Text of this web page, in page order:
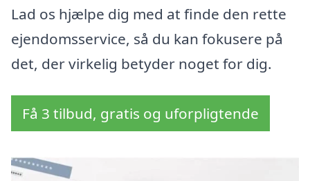
Lad os hjælpe dig med at finde den rette
ejendomsservice, så du kan fokusere på
det, der virkelig betyder noget for dig.
Få 3 tilbud, gratis og uforpligtende